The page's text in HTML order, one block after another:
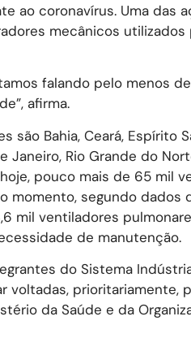
ao coronavírus. Uma das
mecânicos
falando pelo menos
afirma.
são Bahia, Ceará, Espírito
Janeiro, Rio Grande do
pouco mais de 65 mil
momento, segundo dados
mil ventiladores
de manutenção.
do Sistema
prioritariamente,
da Saúde e da